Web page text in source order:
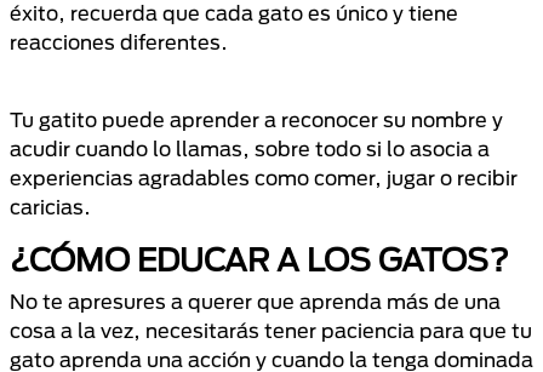
éxito, recuerda que cada gato es único y tiene
reacciones diferentes.
Tu gatito puede aprender a reconocer su nombre y
acudir cuando lo llamas, sobre todo si lo asocia a
experiencias agradables como comer, jugar o recibir
caricias.
​¿CÓMO EDUCAR A LOS GATOS?
​No te apresures a querer que aprenda más de una
cosa a la vez, necesitarás tener paciencia para que tu
gato aprenda una acción y cuando la tenga dominada